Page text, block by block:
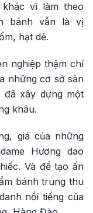
vì làm theo
bánh vẫn là vị
hạt dẻ.
nghiệp thậm chí
những cơ sở sản
đã xây dựng một
khâu.
giá của những
Hương dao
Và để tạo ấn
bánh trung thu
nổi tiếng của